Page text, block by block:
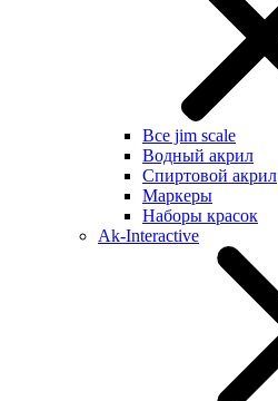
Все jim scale
Водный акрил
Спиртовой акрил
Маркеры
Наборы красок
Ak-Interactive